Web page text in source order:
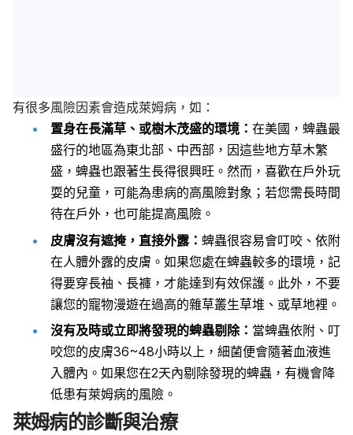
有很多風險因素會造成萊姆病，如：
置身在長滿草、或樹木茂盛的環境： 在美國，蜱蟲最
盛行的地區為東北部、中西部，因這些地方草木繁
盛，蜱蟲也跟著生長得很興旺。然而，喜歡在戶外玩
耍的兒童，可能為患病的高風險對象；若您需長時間
待在戶外，也可能提高風險。
皮膚沒有遮掩，直接外露： 蜱蟲很容易會叮咬、依附
在人體外露的皮膚。如果您處在蜱蟲較多的環境，記
得要穿長袖、長褲，才能達到有效保護。此外，不要
讓您的寵物漫遊在過高的雜草叢生草堆、或草地裡。
沒有及時或立即將發現的蜱蟲剔除： 當蜱蟲依附、叮
咬您的皮膚36~48小時以上，細菌便會隨著血液進
入體內。如果您在2天內剔除發現的蜱蟲，有機會降
低患有萊姆病的風險。
萊姆病的診斷與治療